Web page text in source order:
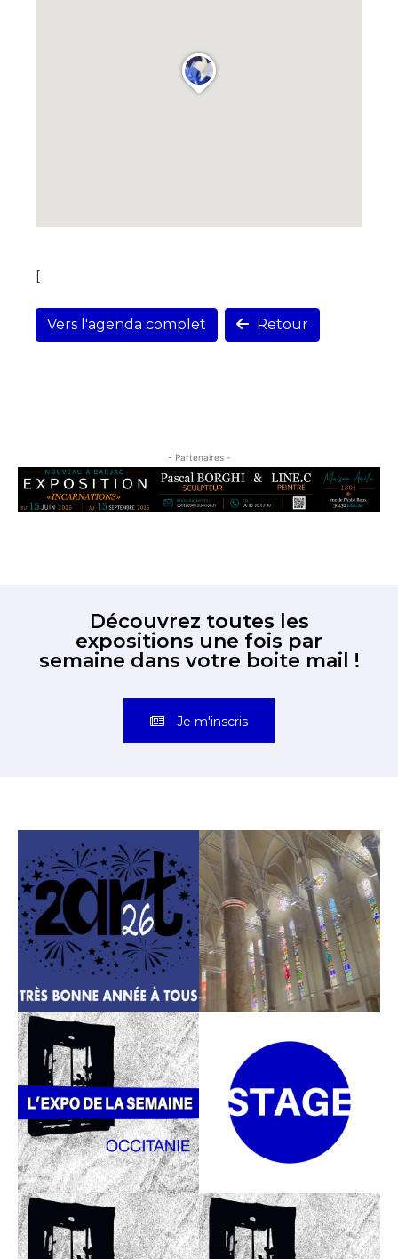
[
Vers l'agenda complet Retour
- Partenaires -
Découvrez toutes les
expositions une fois par
semaine dans votre boite mail !
Je m'inscris